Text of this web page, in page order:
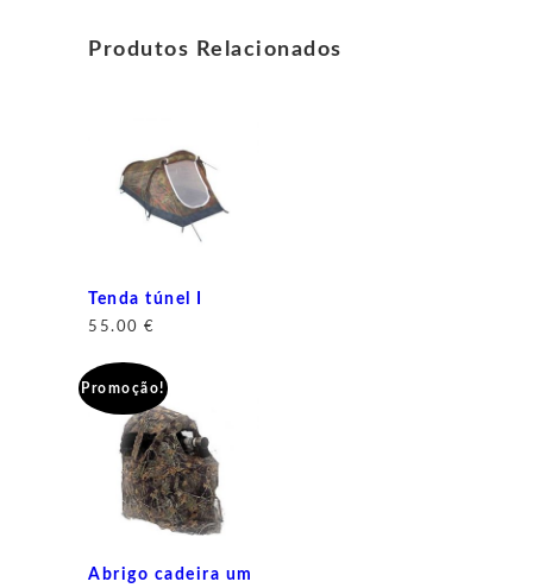
Produtos Relacionados
Tenda túnel I
55.00 €
Promoção!
Abrigo cadeira um